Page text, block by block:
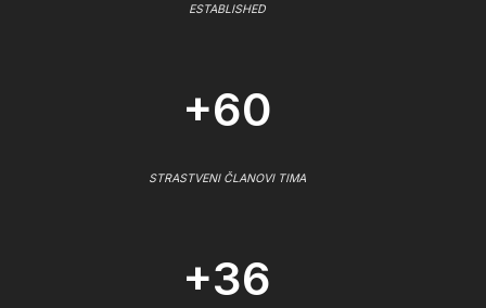
ESTABLISHED
+60
STRASTVENI ČLANOVI TIMA
+36